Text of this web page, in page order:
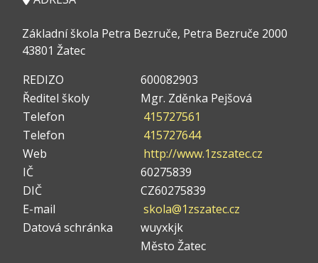
Základní škola Petra Bezruče, Petra Bezruče 2000
43801 Žatec
REDIZO
600082903
Ředitel školy
Mgr. Zděnka Pejšová
Telefon
415727561
Telefon
415727644
Web
http://www.1zszatec.cz
IČ
60275839
DIČ
CZ60275839
E-mail
skola@1zszatec.cz
Datová schránka
wuyxkjk
Město Žatec